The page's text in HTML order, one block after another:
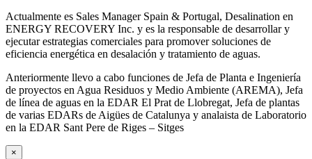
Actualmente es Sales Manager Spain & Portugal, Desalination en
ENERGY RECOVERY Inc. y es la responsable de desarrollar y
ejecutar estrategias comerciales para promover soluciones de
eficiencia energética en desalación y tratamiento de aguas.
Anteriormente llevo a cabo funciones de Jefa de Planta e Ingeniería
de proyectos en Agua Residuos y Medio Ambiente (AREMA), Jefa
de línea de aguas en la EDAR El Prat de Llobregat, Jefa de plantas
de varias EDARs de Aigües de Catalunya y analaista de Laboratorio
en la EDAR Sant Pere de Riges – Sitges
×